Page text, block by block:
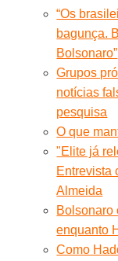
“Os
bagunça.
Bolsonaro”
Grupos
notícias
pesquisa
O que
"Elite já
Entrevista
Almeida
Bolsonaro
enquanto
Como